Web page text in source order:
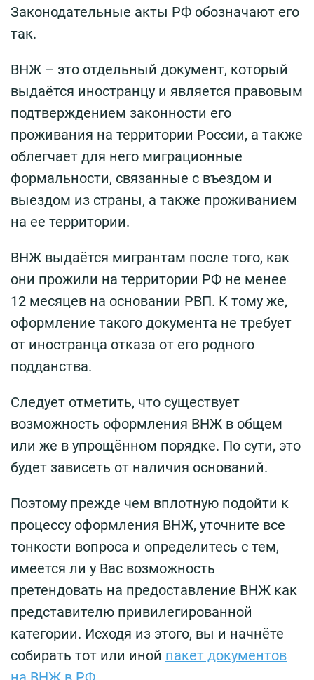
Законодательные акты РФ обозначают его
так.
ВНЖ – это отдельный документ, который
выдаётся иностранцу и является правовым
подтверждением законности его
проживания на территории России, а также
облегчает для него миграционные
формальности, связанные с въездом и
выездом из страны, а также проживанием
на ее территории.
ВНЖ выдаётся мигрантам после того, как
они прожили на территории РФ не менее
12 месяцев на основании РВП. К тому же,
оформление такого документа не требует
от иностранца отказа от его родного
подданства.
Следует отметить, что существует
возможность оформления ВНЖ в общем
или же в упрощённом порядке. По сути, это
будет зависеть от наличия оснований.
Поэтому прежде чем вплотную подойти к
процессу оформления ВНЖ, уточните все
тонкости вопроса и определитесь с тем,
имеется ли у Вас возможность
претендовать на предоставление ВНЖ как
представителю привилегированной
категории. Исходя из этого, вы и начнёте
собирать тот или иной пакет документов